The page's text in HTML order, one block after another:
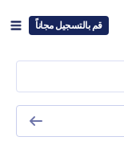
قم بالتسجيل مجاناً